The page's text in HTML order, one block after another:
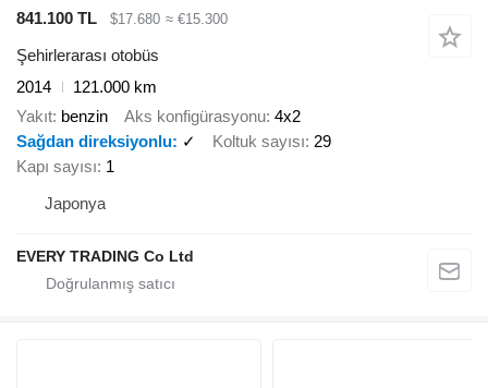
841.100 TL
$17.680 ≈ €15.300
Şehirlerarası otobüs
2014
121.000 km
Yakıt benzin Aks konfigürasyonu 4x2
Sağdan direksiyonlu
✓ Koltuk sayısı 29
Kapı sayısı 1
Japonya
EVERY TRADING Co Ltd